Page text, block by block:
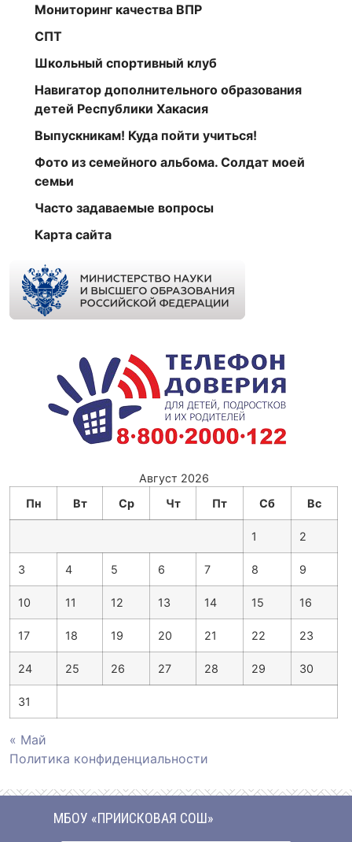
Мониторинг качества ВПР
СПТ
Школьный спортивный клуб
Навигатор дополнительного образования
детей Республики Хакасия
Выпускникам! Куда пойти учиться!
Фото из семейного альбома. Солдат моей
семьи
Часто задаваемые вопросы
Карта сайта
Август 2026
Пн
Вт Ср Чт Пт Сб Вс
1 2
3 4 5 6 7 8 9
10 11 12 13 14 15 16
17 18 19 20 21 22 23
24 25 26 27 28 29 30
31
« Май
Политика конфиденциальности
МБОУ «ПРИИСКОВАЯ СОШ»